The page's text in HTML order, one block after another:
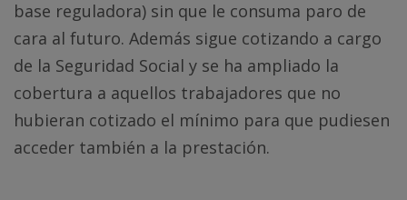
base reguladora) sin que le consuma paro de
cara al futuro. Además sigue cotizando a cargo
de la Seguridad Social y se ha ampliado la
cobertura a aquellos trabajadores que no
hubieran cotizado el mínimo para que pudiesen
acceder también a la prestación.